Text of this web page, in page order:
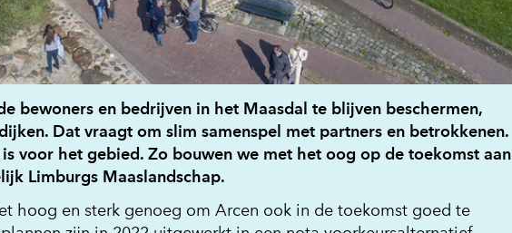
bewoners en bedrijven in het Maasdal te blijven beschermen,
Dat vraagt om slim samenspel met partners en betrokkenen.
voor het gebied. Zo bouwen we met het oog op de toekomst aan
Limburgs Maaslandschap.
hoog en sterk genoeg om Arcen ook in de toekomst goed te